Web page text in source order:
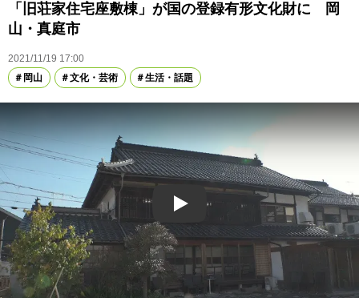
「旧荘家住宅座敷棟」が国の登録有形文化財に 岡
山・真庭市
2021/11/19 17:00
岡山
文化・芸術 生活・話題
Play